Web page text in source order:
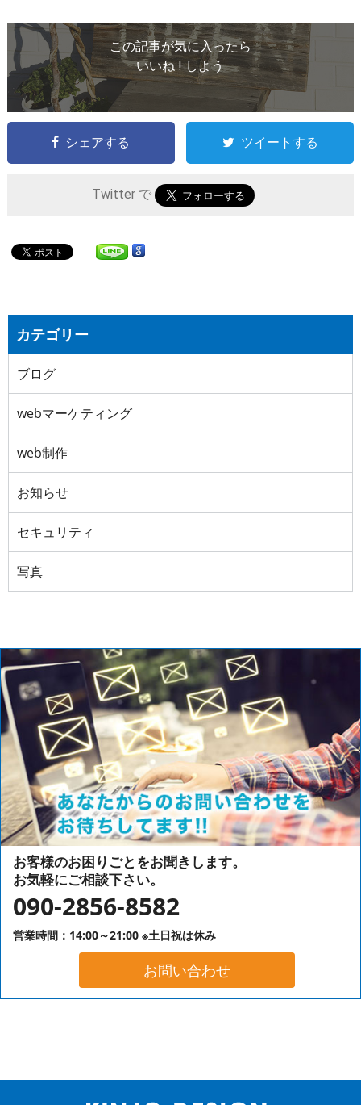
この記事が気に入ったら
いいね ! しよう
シェアする ツイートする
Twitter で
カテゴリー
ブログ
webマーケティング
web制作
お知らせ
セキュリティ
写真
お客様のお困りごとをお聞きします。
お気軽にご相談下さい。
090-2856-8582
営業時間：14:00～21:00 ※土日祝は休み
お問い合わせ